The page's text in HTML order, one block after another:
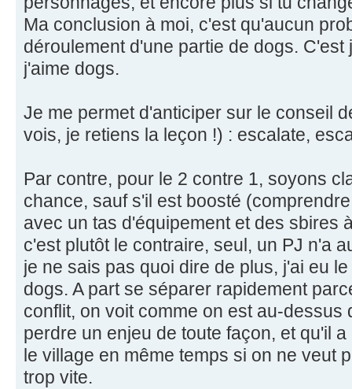
Ma conclusion à moi, c'est qu'aucun
déroulement d'une partie de dogs.
j'aime dogs.
Je me permet d'anticiper sur le conseil
vois, je retiens la leçon !) : escalate,
Par contre, pour le 2 contre 1, soyons
chance, sauf s'il est boosté
avec un tas d'équipement et des sbires
c'est plutôt le contraire, seul, un PJ n'a
je ne sais pas quoi dire de plus, j'ai eu
dogs. A part se séparer rapidement
conflit, on voit comme on est au-dessus
perdre un enjeu de toute façon, et qu'il
le village en même temps si on ne veut
trop vite.